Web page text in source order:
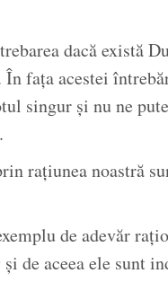
dacă există
fața acestei
singur și nu ne
rațiunea noastră
de adevăr
și de aceea ele sunt